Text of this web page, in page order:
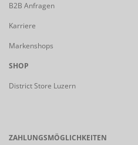
B2B Anfragen
Karriere
Markenshops
SHOP
District Store Luzern
ZAHLUNGSMÖGLICHKEITEN